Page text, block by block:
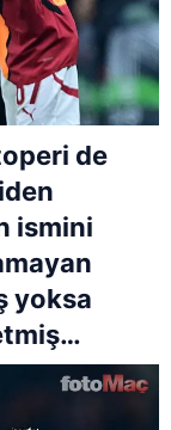
de
ismini
yoksa